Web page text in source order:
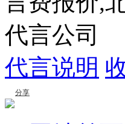
代言说明
分享